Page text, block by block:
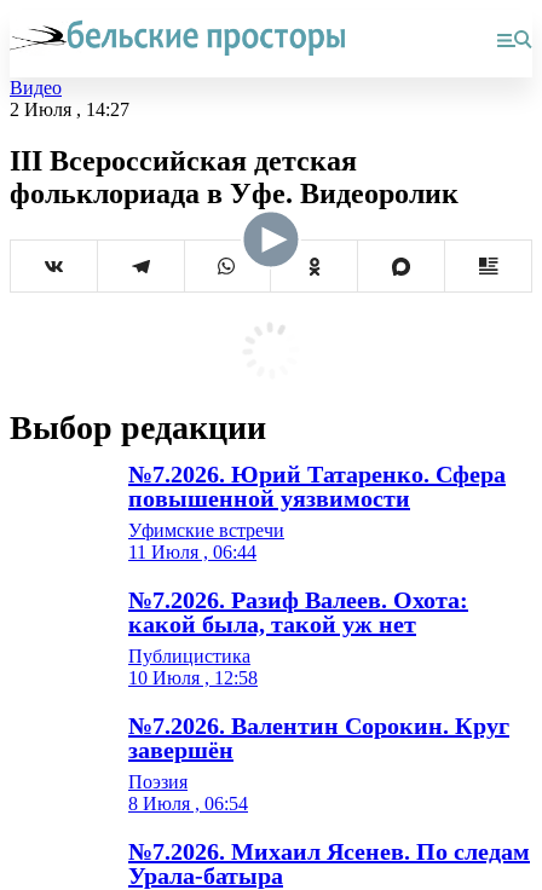
Видео
2 Июля , 14:27
III Всероссийская детская
фольклориада в Уфе. Видеоролик
Выбор редакции
№7.2026. Юрий Татаренко. Сфера
повышенной уязвимости
Уфимские встречи
11 Июля , 06:44
№7.2026. Разиф Валеев. Охота:
какой была, такой уж нет
Публицистика
10 Июля , 12:58
№7.2026. Валентин Сорокин. Круг
завершён
Поэзия
8 Июля , 06:54
№7.2026. Михаил Ясенев. По следам
Урала-батыра